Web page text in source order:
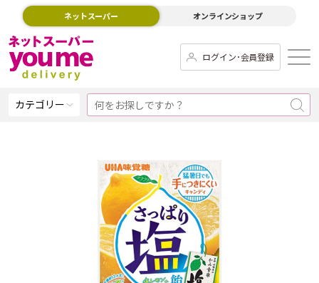
ネットスーパー オンラインショップ
ログイン･会員登録
カテゴリー